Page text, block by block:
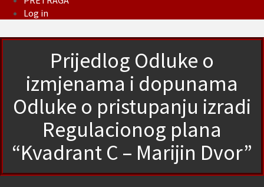
Log in
Prijedlog Odluke o
izmjenama i dopunama
Odluke o pristupanju izradi
Regulacionog plana
“Kvadrant C – Marijin Dvor”